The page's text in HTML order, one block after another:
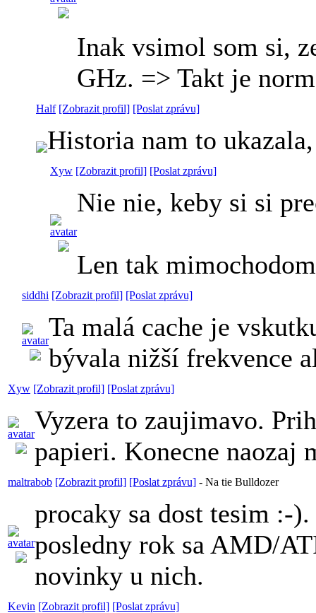
Inak vsimol som si,
GHz. => Takt je
Half [Zobrazit profil] [Poslat zprávu]
Historia nam to
Xyw [Zobrazit profil] [Poslat zprávu]
Nie nie, keby si si
Len tak
siddhi [Zobrazit profil] [Poslat zprávu]
Ta malá cache je
bývala nižší frekvence
Xyw [Zobrazit profil] [Poslat zprávu]
Vyzera to zaujimavo.
papieri. Konecne naozaj
maltrabob [Zobrazit profil] [Poslat zprávu] - Na tie Bulldozer
procaky sa dost tesim :-
posledny rok sa AMD/
novinky u nich.
Kevin [Zobrazit profil] [Poslat zprávu]